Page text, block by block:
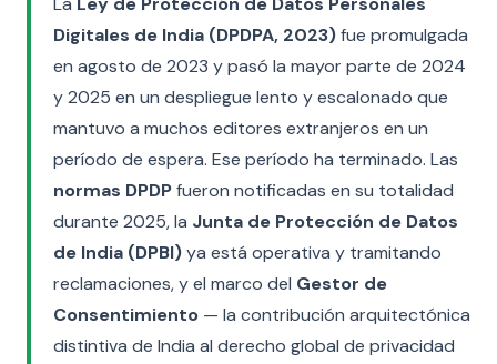
Digitales de India (DPDPA, 2023)fue promulgada
en agosto de 2023 y pasó la mayor parte de 2024
y 2025 en un despliegue lento y escalonado que
mantuvo a muchos editores extranjeros en un
período de espera. Ese período ha terminado. Las
normas DPDPfueron notificadas en su totalidad
durante 2025, la Junta de Protección de Datos
de India (DPBI)ya está operativa y tramitando
reclamaciones, y el marco del Gestor de
Consentimiento — la contribución arquitectónica
distintiva de India al derecho global de privacidad